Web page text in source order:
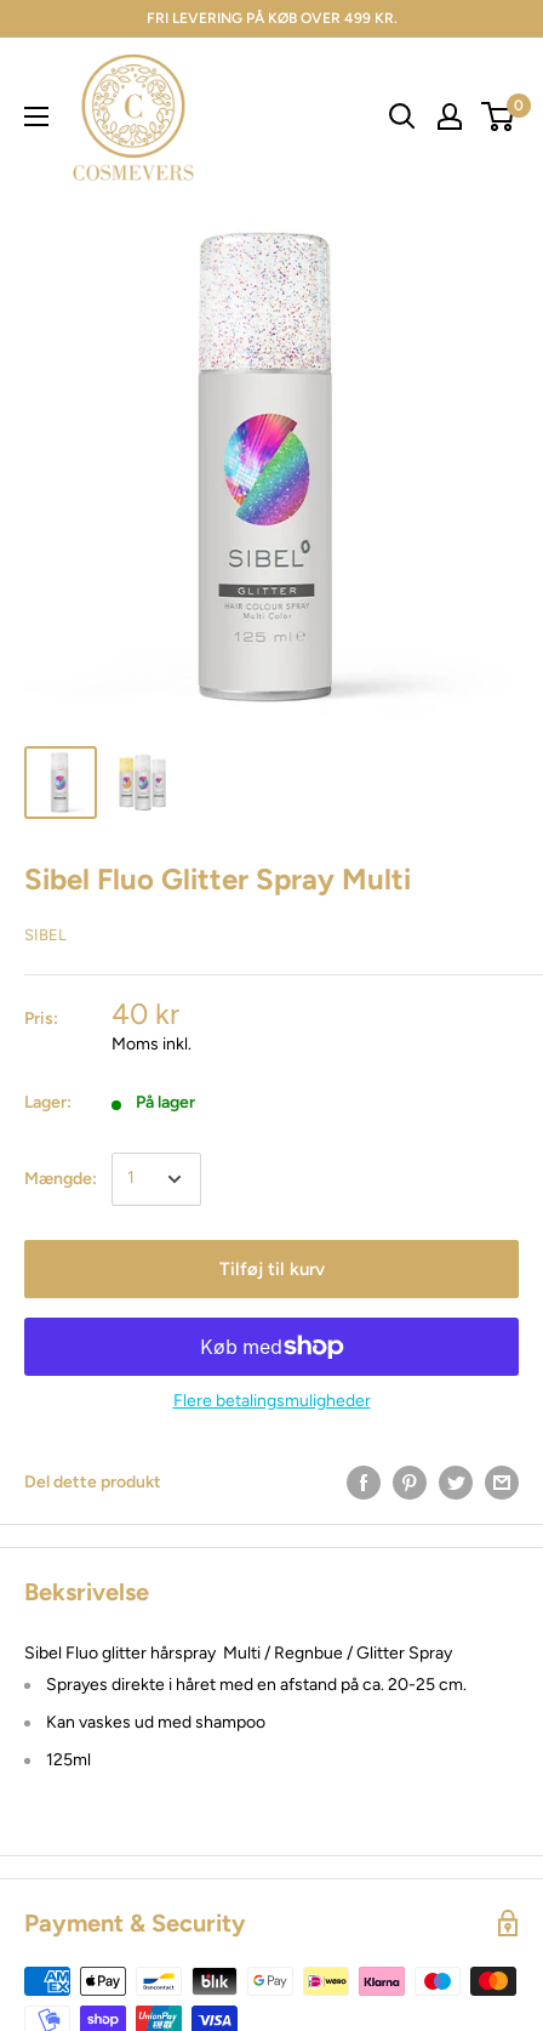
FRI LEVERING PÅ KØB OVER 499 KR.
0
Sibel Fluo Glitter Spray Multi
SIBEL
Pris: 40 kr
Moms inkl.
Lager: På lager
Mængde:
Tilføj til kurv
Flere betalingsmuligheder
Del dette produkt
Beksrivelse
Sibel Fluoglitter hårspray Multi / Regnbue / Glitter Spray
Sprayes direkte i håret med en afstand på ca. 20-25 cm.
Kan vaskes ud med shampoo
125ml
Payment & Security